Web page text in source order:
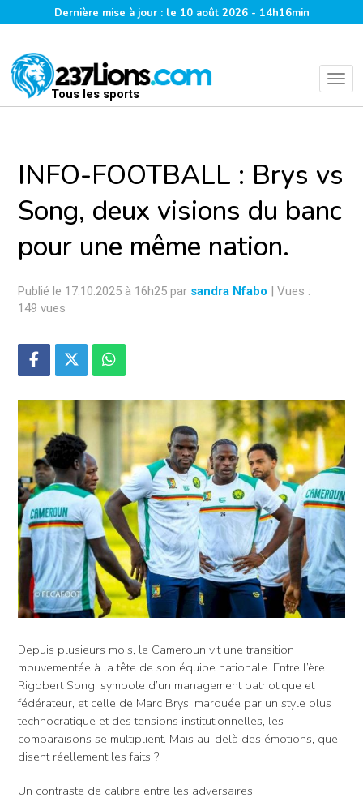
Dernière mise à jour : le 10 août 2026 - 14h16min
Tous les sports
INFO-FOOTBALL : Brys vs
Song, deux visions du banc
pour une même nation.
Publié le 17.10.2025 à 16h25 par sandra Nfabo | Vues :
149 vues
Depuis plusieurs mois, le Cameroun vit une transition
mouvementée à la tête de son équipe nationale. Entre l’ère
Rigobert Song, symbole d’un management patriotique et
fédérateur, et celle de Marc Brys, marquée par un style plus
technocratique et des tensions institutionnelles, les
comparaisons se multiplient. Mais au-delà des émotions, que
disent réellement les faits ?
Un contraste de calibre entre les adversaires